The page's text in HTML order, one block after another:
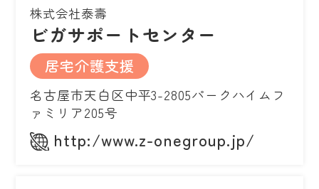
株式会社泰壽
ビガサポートセンター
居宅介護支援
名古屋市天白区中平3-2805パークハイムフ
ァミリア205号
http:/www.z-onegroup.jp/